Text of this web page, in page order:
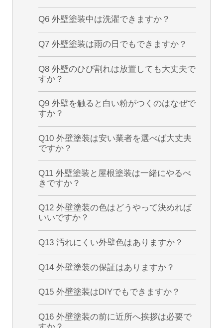
Q6 外壁塗装中は洗濯できますか？
Q7 外壁塗装は雨の日でもできますか？
Q8 外壁のひび割れは放置しても大丈夫で
すか？
Q9 外壁を触ると白い粉がつくのはなぜで
すか？
Q10 外壁塗装は安い業者を選べば大丈夫
ですか？
Q11 外壁塗装と屋根塗装は一緒にやるべ
きですか？
Q12 外壁塗装の色はどうやって決めれば
いいですか？
Q13 汚れにくい外壁色はありますか？
Q14 外壁塗装の保証はありますか？
Q15 外壁塗装はDIYでもできますか？
Q16 外壁塗装の前に近所へ挨拶は必要で